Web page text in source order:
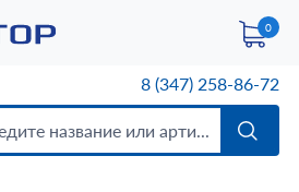
0
8 (347) 258-86-72